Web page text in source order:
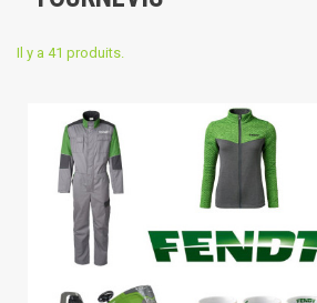
Il y a 41 produits.